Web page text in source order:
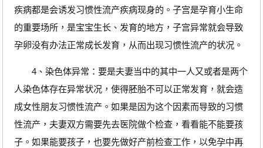
疾病都是会诱发习惯性流产疾病现身的。子宫是孕育小生命
的重要场所，是宝宝生长、发育的地方，子宫异常就会导致
孕卵没有办法正常成长发育，从而出现习惯性流产的状况。
4、染色体异常：要是夫妻当中的其中一人又或者是两个
人染色体存在异常状况，使得胚胎不可以正常发育，就会造
成女性朋友习惯性流产。如果是因为这个因素而导致的习惯
性流产，夫妻双方需要先去医院做个检查，看看能不能要孩
子。如果能要孩子，也要先做好产前检查工作，以免孕中再